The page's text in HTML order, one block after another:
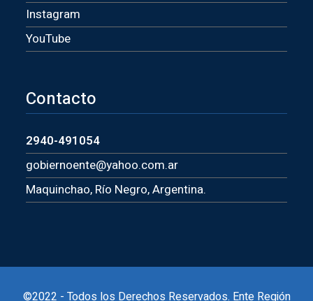
Instagram
YouTube
Contacto
2940-491054
gobiernoente@yahoo.com.ar
Maquinchao, Río Negro, Argentina.
©2022 - Todos los Derechos Reservados. Ente Región